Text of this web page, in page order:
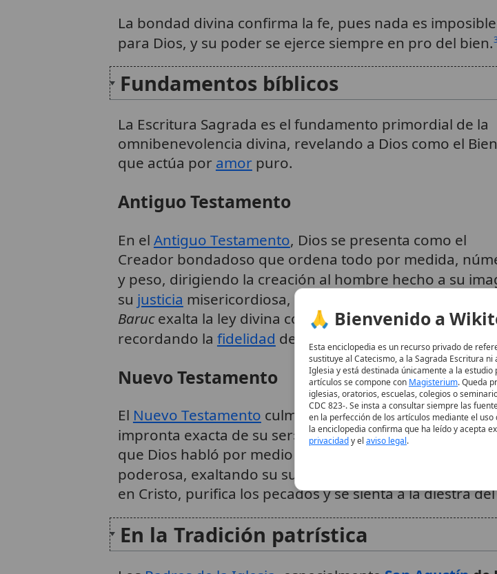
La bondad divina confirma la fe, pues nada es imposible
para Dios, y su poder se ejerce siempre en pro del bien.
Fundamentos bíblicos
La Escritura Sagrada es el fundamento primordial de la
omnibenevolencia divina, revelando a Dios como el Bien
que actúa por amorpuro.
Antiguo Testamento
En el Antiguo Testamento, Dios se presenta como el
Creador bondadoso que ordena todo por medida,
y peso, dirigiendo la creación al hombre hecho a su
su justicia misericordiosa, protegiendo al pueblo y
Barucexalta la ley divina como libro de mandamientos
recordando la fidelidad de Dios pese a las infidelidades
Nuevo Testamento
El Nuevo Testamento culmina esta revelación en
impronta exacta de su ser», por quien y para quien se
que Dios habló por medio del Hijo, heredero de todo,
poderosa, exaltando su superioridad y eternidad.
en Cristo, purifica los pecados y se sienta a la diestra
En la Tradición patrística
🙏 Bienvenido a
Esta enciclopedia es un recurso privado de
sustituye al Catecismo, a la Sagrada Escritura
Iglesia y está destinada únicamente a la estudio
artículos se compone con Magisterium. Queda
iglesias, oratorios, escuelas, colegios o
CDC 823-. Se insta a consultar siempre las
en la perfección de los artículos mediante el uso
la enciclopedia confirma que ha leído y acepta
privacidady el aviso legal.